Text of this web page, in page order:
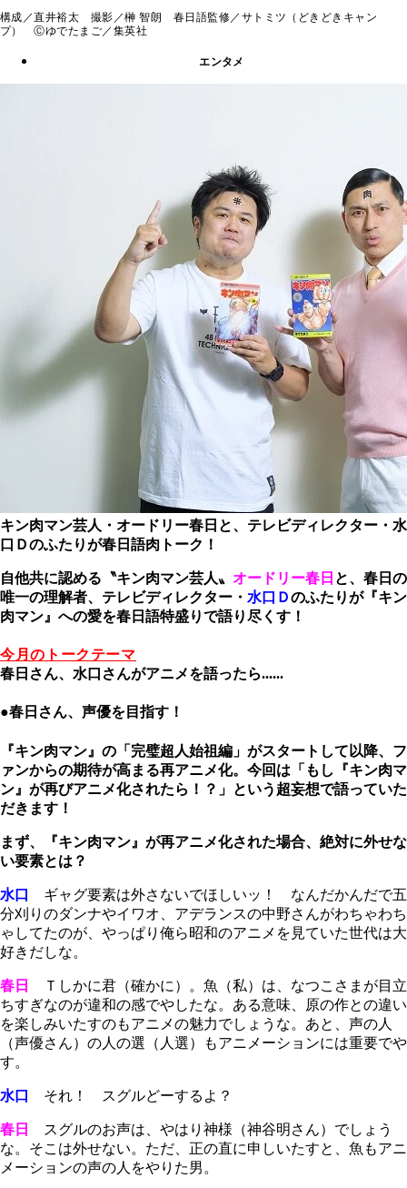
構成／直井裕太 撮影／榊 智朗 春日語監修／サトミツ（どきどきキャン
プ） Ⓒゆでたまご／集英社
エンタメ
キン肉マン芸人・オードリー春日と、テレビディレクター・水
口Ｄのふたりが春日語肉トーク！
自他共に認める〝キン肉マン芸人〟 オードリー春日 と、春日の
唯一の理解者、テレビディレクター・ 水口Ｄのふたりが『キン
肉マン』への愛を春日語特盛りで語り尽くす！
今月のトークテーマ
春日さん、水口さんがアニメを語ったら......
●春日さん、声優を目指す！
『キン肉マン』の「完璧超人始祖編」がスタートして以降、フ
ァンからの期待が高まる再アニメ化。今回は「もし『キン肉マ
ン』が再びアニメ化されたら！？」という超妄想で語っていた
だきます！
まず、『キン肉マン』が再アニメ化された場合、絶対に外せな
い要素とは？
水口
ギャグ要素は外さないでほしいッ！ なんだかんだで五
分刈りのダンナやイワオ、アデランスの中野さんがわちゃわち
ゃしてたのが、やっぱり俺ら昭和のアニメを見ていた世代は大
好きだしな。
春日
Ｔしかに君（確かに）。魚（私）は、なつこさまが目立
ちすぎなのが違和の感でやしたな。ある意味、原の作との違い
を楽しみいたすのもアニメの魅力でしょうな。あと、声の人
（声優さん）の人の選（人選）もアニメーションには重要でや
す。
水口 それ！ スグルどーするよ？
春日
スグルのお声は、やはり神様（神谷明さん）でしょう
な。そこは外せない。ただ、正の直に申しいたすと、魚もアニ
メーションの声の人をやりた男。